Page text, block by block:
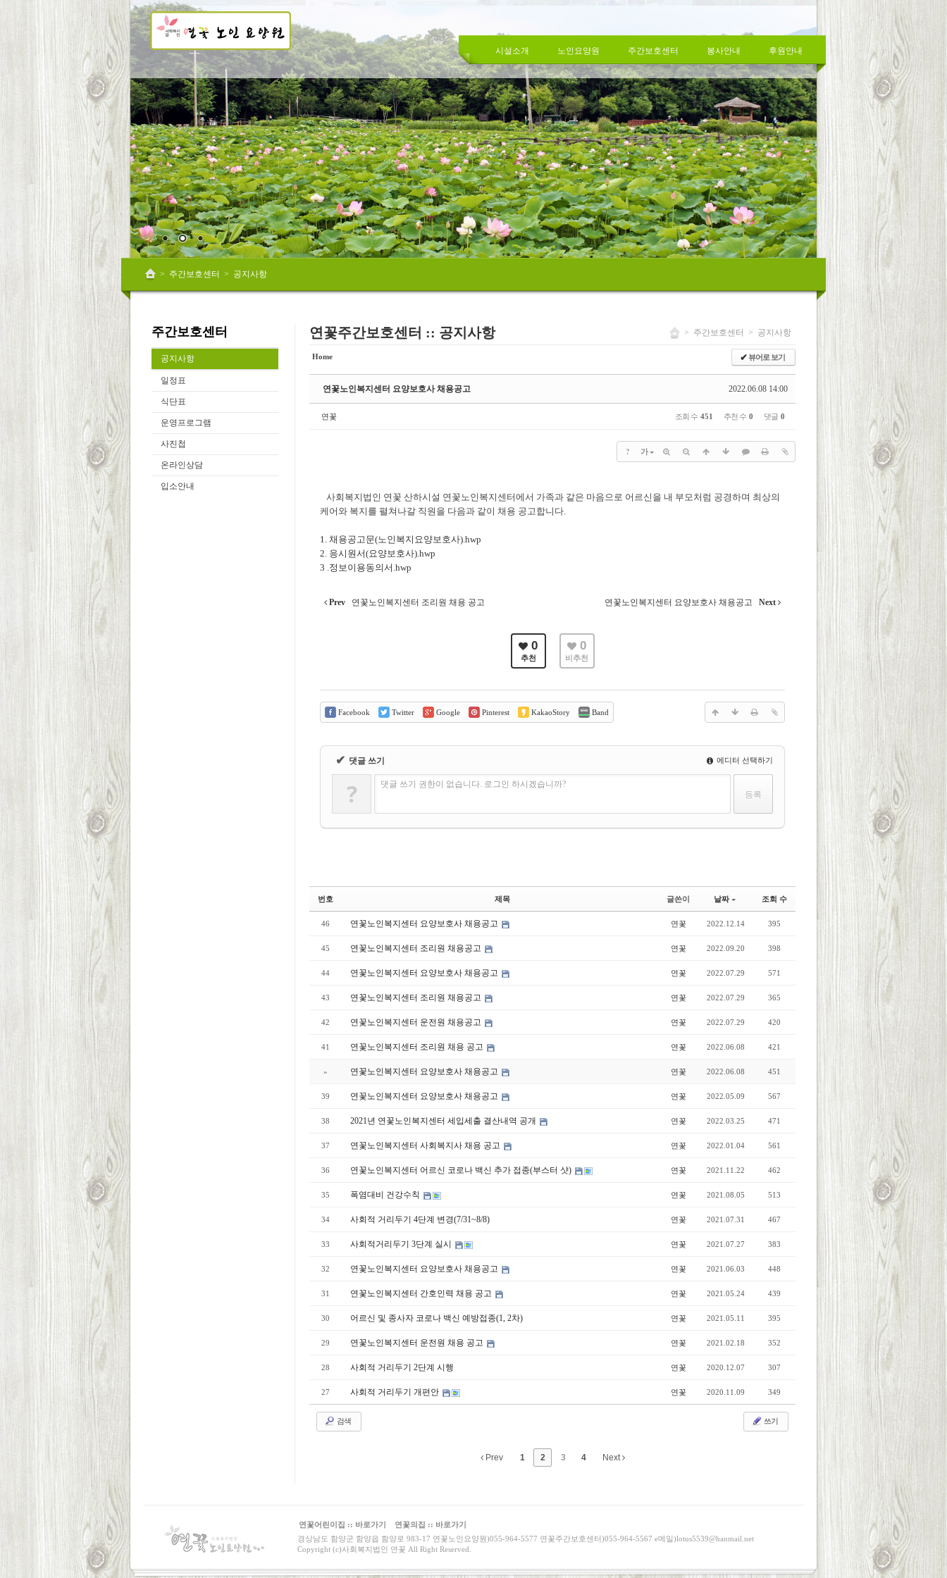
시설소개 노인요양원 주간보호센터 봉사안내 후원안내
> 주간보호센터 > 공지사항
연꽃주간보호센터 :: 공지사항 > 주간보호센터 > 공지사항
Home ✔뷰어로 보기
2022.06.08 14:00
연꽃노인복지센터 요양보호사 채용공고
연꽃 조회 수 451 추천 수 0 댓글 0
? 가
사회복지법인 연꽃 산하시설 연꽃노인복지센터에서 가족과 같은 마음으로 어르신을 내 부모처럼 공경하며 최상의
케어와 복지를 펼쳐나갈 직원을 다음과 같이 채용 공고합니다.
1. 채용공고문(노인복지요양보호사).hwp
2. 응시원서(요양보호사).hwp
3 .정보이용동의서.hwp
Prev 연꽃노인복지센터 조리원 채용 공고 연꽃노인복지센터 요양보호사 채용공고 Next
0
추천
0
비추천
Facebook Twitter Google Pinterest KakaoStory Band
✔ 댓글 쓰기 에디터 선택하기
? 댓글 쓰기 권한이 없습니다. 로그인 하시겠습니까?
번호 제목 글쓴이 날짜 조회 수
46 연꽃노인복지센터 요양보호사 채용공고 연꽃 2022.12.14 395
45 연꽃노인복지센터 조리원 채용공고 연꽃 2022.09.20 398
44 연꽃노인복지센터 요양보호사 채용공고 연꽃 2022.07.29 571
43 연꽃노인복지센터 조리원 채용공고 연꽃 2022.07.29 365
42 연꽃노인복지센터 운전원 채용공고 연꽃 2022.07.29 420
41 연꽃노인복지센터 조리원 채용 공고 연꽃 2022.06.08 421
» 연꽃노인복지센터 요양보호사 채용공고 연꽃 2022.06.08 451
39 연꽃노인복지센터 요양보호사 채용공고 연꽃 2022.05.09 567
38 2021년 연꽃노인복지센터 세입세출 결산내역 공개 연꽃 2022.03.25 471
37 연꽃노인복지센터 사회복지사 채용 공고 연꽃 2022.01.04 561
36 연꽃노인복지센터 어르신 코로나 백신 추가 접종(부스터 샷) 연꽃 2021.11.22 462
35 폭염대비 건강수칙 연꽃 2021.08.05 513
34 사회적 거리두기 4단계 변경(7/31~8/8) 연꽃 2021.07.31 467
33 사회적거리두기 3단계 실시 연꽃 2021.07.27 383
32 연꽃노인복지센터 요양보호사 채용공고 연꽃 2021.06.03 448
31 연꽃노인복지센터 간호인력 채용 공고 연꽃 2021.05.24 439
30 어르신 및 종사자 코로나 백신 예방접종(1, 2차) 연꽃 2021.05.11 395
29 연꽃노인복지센터 운전원 채용 공고 연꽃 2021.02.18 352
28 사회적 거리두기 2단계 시행 연꽃 2020.12.07 307
27 사회적 거리두기 개편안 연꽃 2020.11.09 349
검색 쓰기
Prev 1 2 3 4 Next
주간보호센터
공지사항
일정표
식단표
운영프로그램
사진첩
온라인상담
입소안내
연꽃어린이집 :: 바로가기
연꽃의집 :: 바로가기
경상남도 함양군 함양읍 함양로 983-17 연꽃노인요양원)055-964-5577 연꽃주간보호센터)055-964-5567 e메일)lotus5539@hanmail.net
Copyright (c)사회복지법인 연꽃 All Right Reserved.
Sketchbook5, 스케치북5
Sketchbook5, 스케치북5
Sketchbook5, 스케치북5
Sketchbook5, 스케치북5